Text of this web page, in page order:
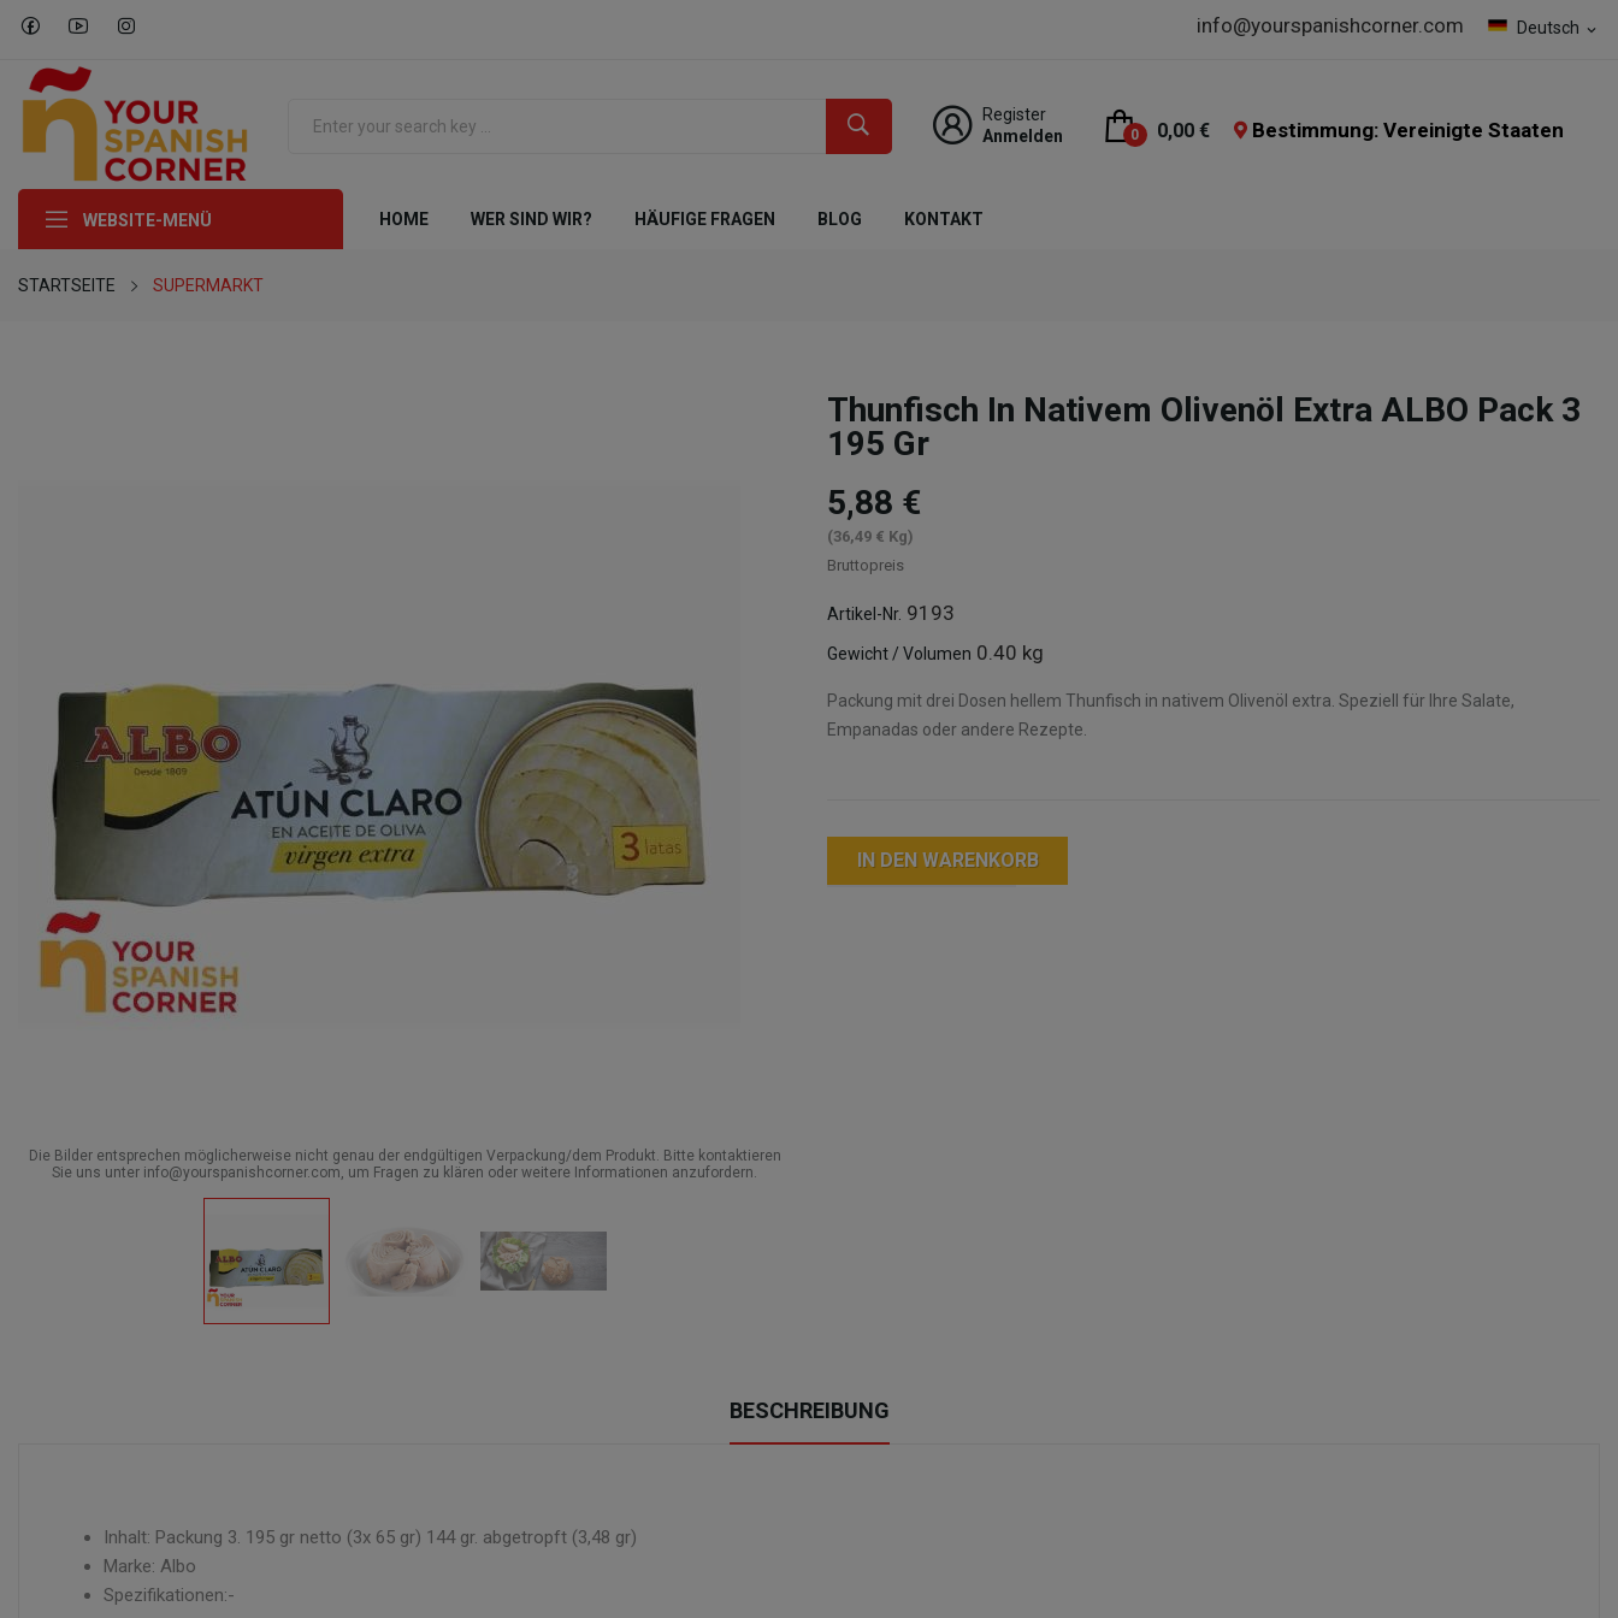
Deutsch expand_more
info@yourspanishcorner.com
Register
Anmelden
0 0,00 € Bestimmung: Vereinigte Staaten
WEBSITE-MENÜ HOME WER SIND WIR? HÄUFIGE FRAGEN BLOG KONTAKT
STARTSEITE SUPERMARKT
Die Bilder entsprechen möglicherweise nicht genau der endgültigen Verpackung/dem Produkt. Bitte kontaktieren
Sie uns unter info@yourspanishcorner.com, um Fragen zu klären oder weitere Informationen anzufordern.
Thunfisch In Nativem Olivenöl Extra ALBO Pack 3
195 Gr
5,88 €
(36,49 € Kg)
Bruttopreis
Artikel-Nr. 9193
Gewicht / Volumen 0.40 kg
Packung mit drei Dosen hellem Thunfisch in nativem Olivenöl extra. Speziell für Ihre Salate,
Empanadas oder andere Rezepte.
IN DEN WARENKORB
BESCHREIBUNG
Inhalt: Packung 3. 195 gr netto (3x 65 gr) 144 gr. abgetropft (3,48 gr)
Marke: Albo
Spezifikationen:-